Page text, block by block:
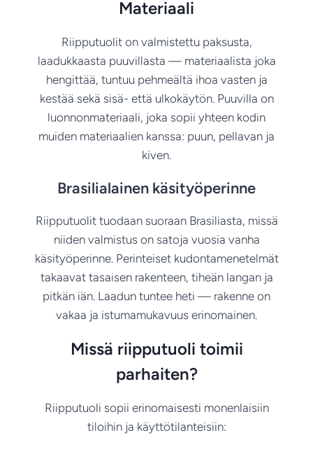
Materiaali
Riipputuolit on valmistettu paksusta,
laadukkaasta puuvillasta — materiaalista joka
hengittää, tuntuu pehmeältä ihoa vasten ja
kestää sekä sisä- että ulkokäytön. Puuvilla on
luonnonmateriaali, joka sopii yhteen kodin
muiden materiaalien kanssa: puun, pellavan ja
kiven.
Brasilialainen käsityöperinne
Riipputuolit tuodaan suoraan Brasiliasta, missä
niiden valmistus on satoja vuosia vanha
käsityöperinne. Perinteiset kudontamenetelmät
takaavat tasaisen rakenteen, tiheän langan ja
pitkän iän. Laadun tuntee heti — rakenne on
vakaa ja istumamukavuus erinomainen.
Missä riipputuoli toimii
parhaiten?
Riipputuoli sopii erinomaisesti monenlaisiin
tiloihin ja käyttötilanteisiin: